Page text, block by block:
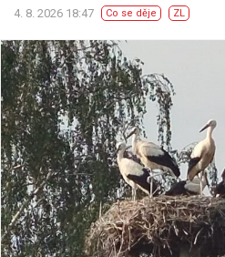
4. 8. 2026 18:47 Co se děje ZL